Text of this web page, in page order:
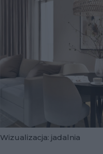
Wizualizacja: jadalnia